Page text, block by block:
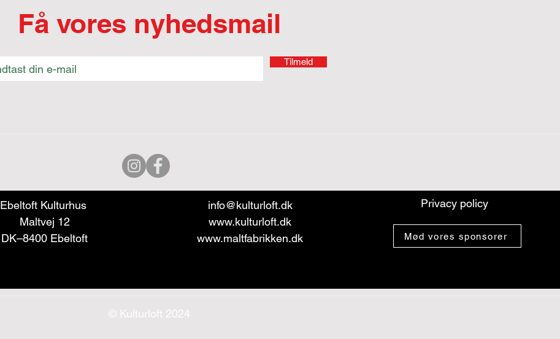
Få vores nyhedsmail
Tilmeld
Ebeltoft Kulturhus
Maltvej 12
DK–8400 Ebeltoft
info@kulturloft.dk
www.kulturloft.dk
www.maltfabrikken.dk
Privacy policy
Mød vores sponsorer
© Kulturloft 2024